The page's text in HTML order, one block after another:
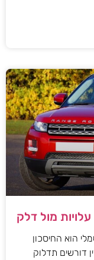
מול דלק
הוא החיסכון
דורשים תדלוק